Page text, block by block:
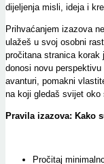
dijeljenja misli, ideja i
Prihvaćanjem izazova
ulažeš u svoj osobni
pročitana stranica
donosi novu
avanturi, pomakni
na koji gledaš svijet oko
Pravila izazova: Kako
Pročitaj